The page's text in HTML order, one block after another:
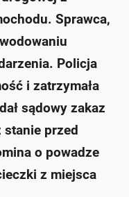
Sprawca,
Policja
i zatrzymała
sądowy zakaz
stanie przed
o powadze
z miejsca